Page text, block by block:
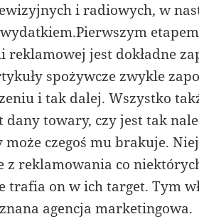
i radiowych, w
etapem
jest dokładne
spożywcze zwykle
i tak dalej. Wszystko
dany towary, czy jest tak
czegoś mu brakuje.
reklamowania co
trafia on w ich target. Tym
agencja marketingowa.